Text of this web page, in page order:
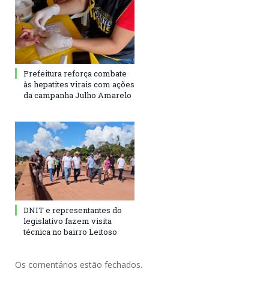
Prefeitura reforça combate
às hepatites virais com ações
da campanha Julho Amarelo
DNIT e representantes do
legislativo fazem visita
técnica no bairro Leitoso
Os comentários estão fechados.